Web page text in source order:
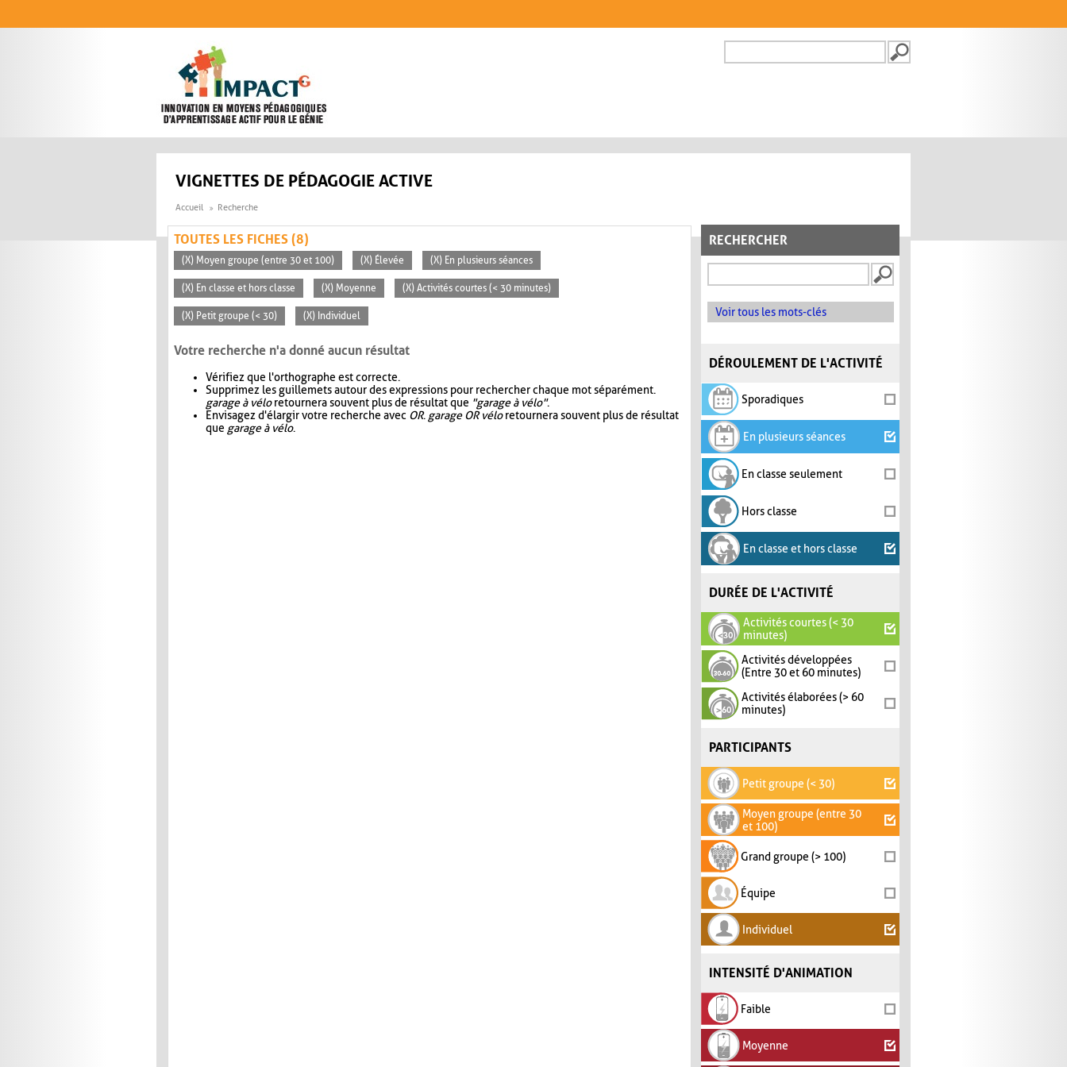
FORMULAIRE DE
VIGNETTES DE PÉDAGOGIE ACTIVE
Accueil Recherche
RECHERCHER
Voir tous les mots-clés
DÉROULEMENT DE L'ACTIVITÉ
Sporadiques
En plusieurs séances
En classe seulement
Hors classe
En classe et hors classe
DURÉE DE L'ACTIVITÉ
Activités courtes (< 30
minutes)
Activités développées
(Entre 30 et 60 minutes)
Activités élaborées (> 60
minutes)
PARTICIPANTS
Petit groupe (< 30)
Moyen groupe (entre 30
et 100)
Grand groupe (> 100)
Équipe
Individuel
INTENSITÉ D'ANIMATION
Faible
Moyenne
TOUTES LES FICHES (8)
(X) Moyen groupe (entre 30 et 100) (X) Élevée (X) En plusieurs séances
(X) En classe et hors classe (X) Moyenne (X) Activités courtes (< 30 minutes)
(X) Petit groupe (< 30) (X) Individuel
Votre recherche n'a donné aucun résultat
Vérifiez que l'orthographe est correcte.
Supprimez les guillemets autour des expressions pour rechercher chaque mot séparément.
garage à véloretournera souvent plus de résultat que "garage à vélo".
Envisagez d'élargir votre recherche avec OR. garage OR véloretournera souvent plus de résultat
que garage à vélo.